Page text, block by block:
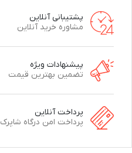
پشتیبانی آنلاین
مشاوره خرید آنلاین
پیشنهادات ویژه
تضمین بهترین قیمت
پرداخت آنلاین
پرداخت امن درگاه شاپرک